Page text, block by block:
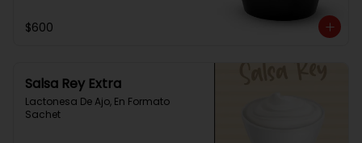
$600
Salsa Rey Extra
Lactonesa De Ajo, En Formato
Sachet